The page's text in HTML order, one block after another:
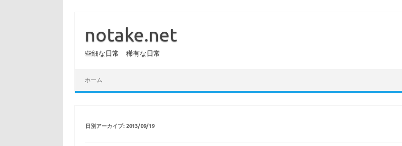
notake.net
些細な日常 稀有な日常
ホーム
日別アーカイブ: 2013/09/19